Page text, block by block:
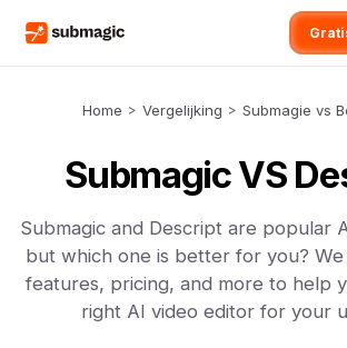
Home > Vergelijking > Submagie vs
Submagic VS
Submagic and Descript are popular
but which one is better for you?
features, pricing, and more to help
right AI video editor for your